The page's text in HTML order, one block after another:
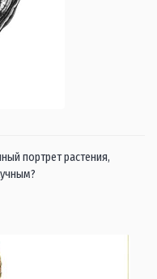
портрет растения,